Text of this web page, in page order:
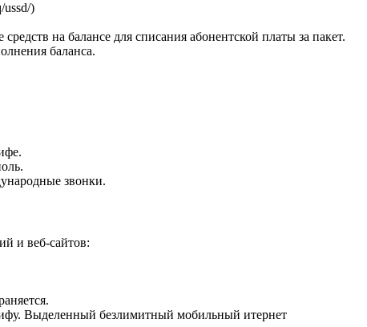
ussd/)
на балансе для списания абонентской платы за пакет.
баланса.
звонки.
и веб-сайтов:
Выделенный безлимитный мобильный итернет